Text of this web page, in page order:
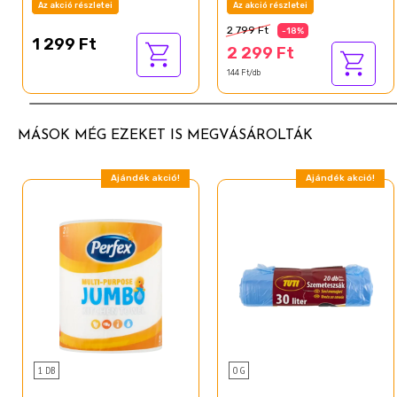
Az akció részletei
1 299 Ft
Az akció részletei
2 799 Ft -18%
2 299 Ft
144 Ft/db
MÁSOK MÉG EZEKET IS MEGVÁSÁROLTÁK
Ajándék akció!
1 DB
Ajándék akció!
0 G